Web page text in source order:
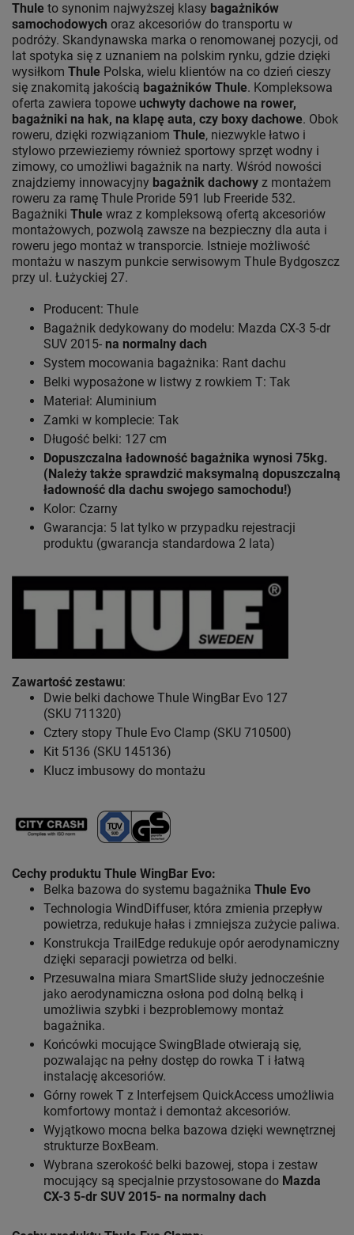
Thule to synonim najwyższej klasy bagażników
samochodowych oraz akcesoriów do transportu w
podróży. Skandynawska marka o renomowanej pozycji, od
lat spotyka się z uznaniem na polskim rynku, gdzie dzięki
wysiłkom Thule Polska, wielu klientów na co dzień cieszy
się znakomitą jakością bagażników Thule. Kompleksowa
oferta zawiera topowe uchwyty dachowe na rower,
bagażniki na hak, na klapę auta, czy boxy dachowe. Obok
roweru, dzięki rozwiązaniom Thule, niezwykle łatwo i
stylowo przewieziemy również sportowy sprzęt wodny i
zimowy, co umożliwi bagażnik na narty. Wśród nowości
znajdziemy innowacyjny bagażnik dachowy z montażem
roweru za ramę Thule Proride 591 lub Freeride 532.
Bagażniki Thule wraz z kompleksową ofertą akcesoriów
montażowych, pozwolą zawsze na bezpieczny dla auta i
roweru jego montaż w transporcie. Istnieje możliwość
montażu w naszym punkcie serwisowym Thule Bydgoszcz
przy ul. Łużyckiej 27.
Producent: Thule
Bagażnik dedykowany do modelu: Mazda CX-3 5-dr
SUV 2015- na normalny dach
System mocowania bagażnika: Rant dachu
Belki wyposażone w listwy z rowkiem T: Tak
Materiał: Aluminium
Zamki w komplecie: Tak
Długość belki: 127 cm
Dopuszczalna ładowność bagażnika wynosi 75kg.
(Należy także sprawdzić maksymalną dopuszczalną
ładowność dla dachu swojego samochodu!)
Kolor: Czarny
Gwarancja: 5 lat tylko w przypadku rejestracji
produktu (gwarancja standardowa 2 lata)
Zawartość zestawu:
Dwie belki dachowe Thule WingBar Evo 127
(SKU 711320)
Cztery stopy Thule Evo Clamp (SKU 710500)
Kit 5136 (SKU 145136)
Klucz imbusowy do montażu
Cechy produktu Thule WingBar Evo:
Belka bazowa do systemu bagażnika Thule Evo
Technologia WindDiffuser, która zmienia przepływ
powietrza, redukuje hałas i zmniejsza zużycie paliwa.
Konstrukcja TrailEdge redukuje opór aerodynamiczny
dzięki separacji powietrza od belki.
Przesuwalna miara SmartSlide służy jednocześnie
jako aerodynamiczna osłona pod dolną belką i
umożliwia szybki i bezproblemowy montaż
bagażnika.
Końcówki mocujące SwingBlade otwierają się,
pozwalając na pełny dostęp do rowka T i łatwą
instalację akcesoriów.
Górny rowek T z Interfejsem QuickAccess umożliwia
komfortowy montaż i demontaż akcesoriów.
Wyjątkowo mocna belka bazowa dzięki wewnętrznej
strukturze BoxBeam.
Wybrana szerokość belki bazowej, stopa i zestaw
mocujący są specjalnie przystosowane do Mazda
CX-3 5-dr SUV 2015- na normalny dach